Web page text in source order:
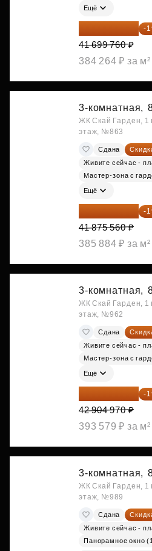
Ещё
33 776 806 ₽ -
41 699 760 ₽
384 264 ₽ за м²
3-комнатная,
ЖК Скай Гарден, 1
этаж, №863
Сдана
Живите сейчас -
Мастер-зона с
Ещё
33 919 204 ₽ -
41 875 560 ₽
385 884 ₽ за м²
3-комнатная,
ЖК Скай Гарден, 1
этаж, №962
Сдана
Живите сейчас -
Мастер-зона с
Ещё
34 753 026 ₽ -
42 904 970 ₽
393 579 ₽ за м²
3-комнатная,
ЖК Скай Гарден, 1
этаж, №989
Сдана
Живите сейчас -
Панорамное окно